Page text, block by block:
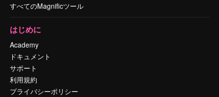
すべてのMagnificツール
はじめに
Academy
ドキュメント
サポート
利用規約
プライバシーポリシー